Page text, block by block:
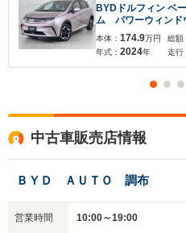
BYDドルフィン ベ
ム パワーウィン
パワーシート シ
ト キーレス クル
ステム ESC
本体： 174.9万円
年式： 2024年
総額
走行
中古車販売店情報
ＢＹＤ ＡＵＴＯ 調布
営業時間 10:00～19:00